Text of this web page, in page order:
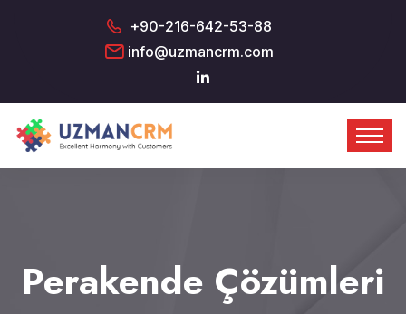
+90-216-642-53-88
info@uzmancrm.com
Perakende Çözümleri